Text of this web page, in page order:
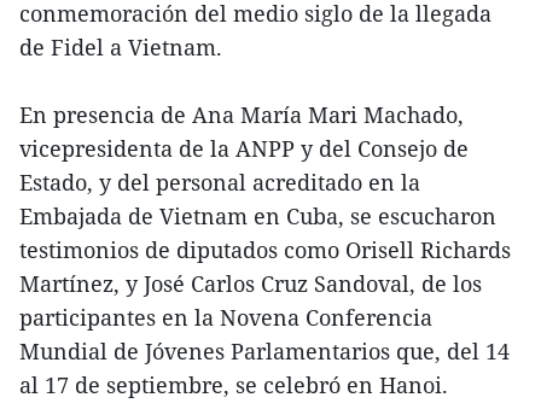
conmemoración del medio siglo de la llegada
de Fidel a Vietnam.
En presencia de Ana María Mari Machado,
vicepresidenta de la ANPP y del Consejo de
Estado, y del personal acreditado en la
Embajada de Vietnam en Cuba, se escucharon
testimonios de diputados como Orisell Richards
Martínez, y José Carlos Cruz Sandoval, de los
participantes en la Novena Conferencia
Mundial de Jóvenes Parlamentarios que, del 14
al 17 de septiembre, se celebró en Hanoi.